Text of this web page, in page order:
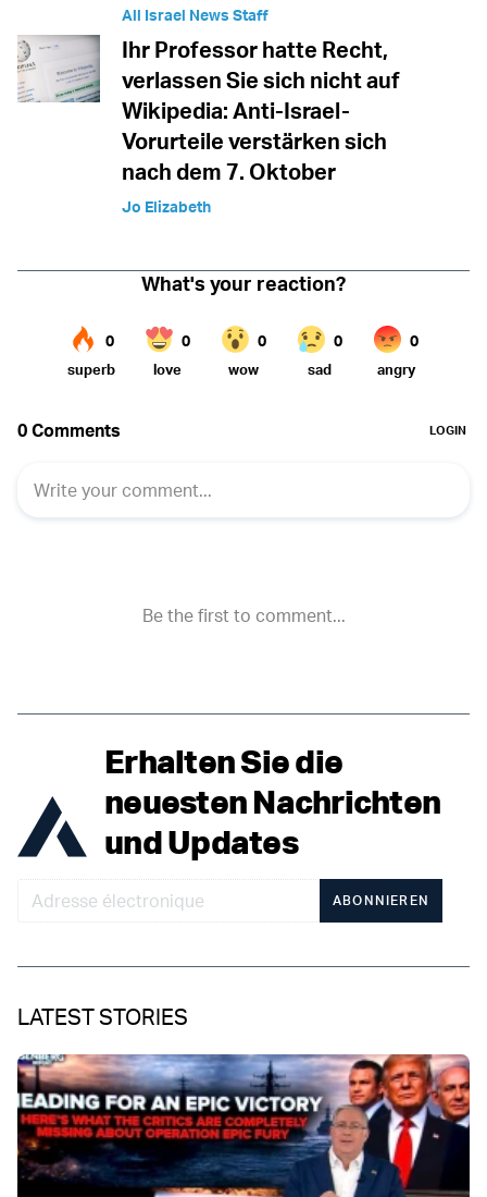
All Israel News Staff
Ihr Professor hatte Recht,
verlassen Sie sich nicht auf
Wikipedia: Anti-Israel-
Vorurteile verstärken sich
nach dem 7. Oktober
Jo Elizabeth
Erhalten Sie die
neuesten Nachrichten
und Updates
ABONNIEREN
LATEST STORIES